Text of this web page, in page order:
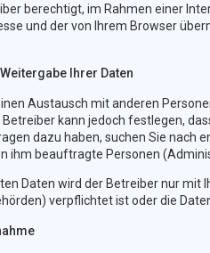
berechtigt, im Rahmen einer
und der von Ihrem Browser
Ihrer Daten
Austausch mit anderen
Betreiber kann jedoch festlegen,
dazu haben, suchen Sie
ihm beauftragte Personen
Daten wird der Betreiber nur
verpflichtet ist oder die